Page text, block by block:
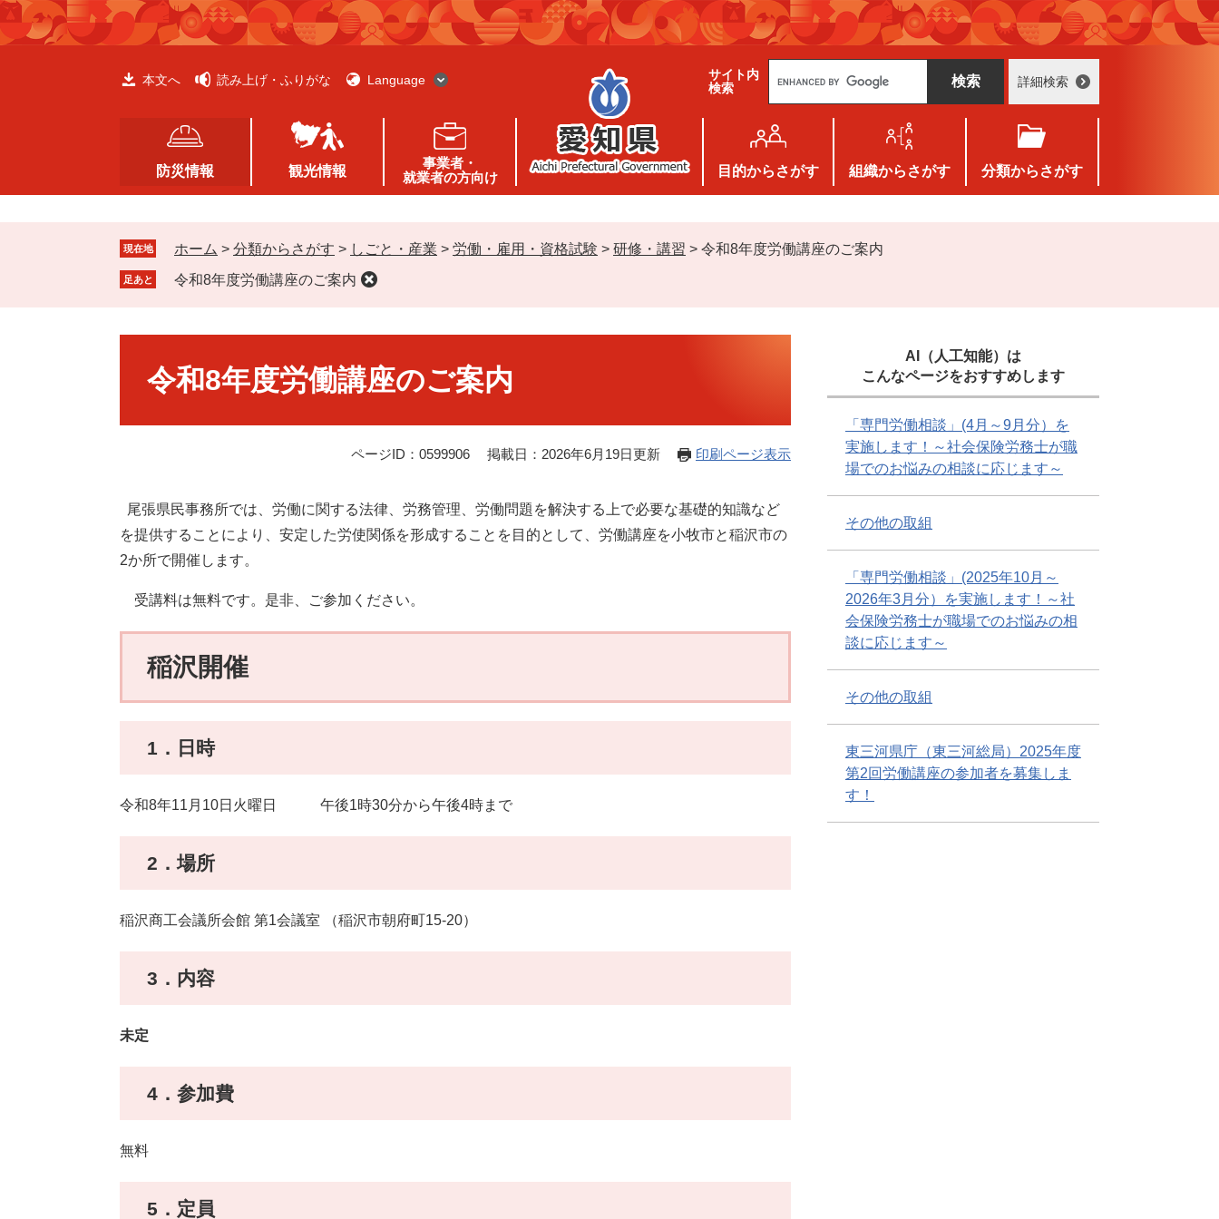
ペ
ー
メ
ニ
本文へ 読み上げ・ふりがな Language
サイト内
検索
g
e
カ
タ
ム
検
詳細検索
防災情報 観光情報
事業者・
就業者の方向け
目的からさがす 組織からさがす 分類からさがす
現在地 ホーム > 分類からさがす > しごと・産業 > 労働・雇用・資格試験 > 研修・講習 > 令和8年度労働講座のご案内
足あと 令和8年度労働講座のご案内
令和8年度労働講座のご案内
ページID：0599906 掲載日：2026年6月19日更新 印刷ページ表示
尾張県民事務所では、労働に関する法律、労務管理、労働問題を解決する上で必要な基礎的知識など
を提供することにより、安定した労使関係を形成することを目的として、労働講座を小牧市と稲沢市の
2か所で開催します。
受講料は無料です。是非、ご参加ください。
稲沢開催
1．日時
令和8年11月10日火曜日 午後1時30分から午後4時まで
2．場所
稲沢商工会議所会館 第1会議室 （稲沢市朝府町15-20）
3．内容
未定
4．参加費
無料
5．定員
AI（人工知能）は
こんなページをおすすめします
「専門労働相談」(4月～9月分）を
実施します！～社会保険労務士が職
場でのお悩みの相談に応じます～
その他の取組
「専門労働相談」(2025年10月～
2026年3月分）を実施します！～社
会保険労務士が職場でのお悩みの相
談に応じます～
その他の取組
東三河県庁（東三河総局）2025年度
第2回労働講座の参加者を募集しま
す！